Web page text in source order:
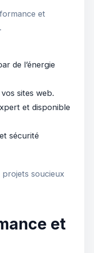
et
de l’énergie
sites web.
et disponible
sécurité
soucieux
et